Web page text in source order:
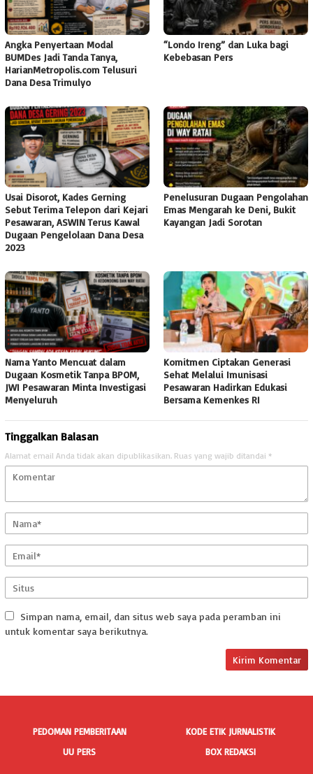
Angka Penyertaan Modal
BUMDes Jadi Tanda Tanya,
HarianMetropolis.com Telusuri
Dana Desa Trimulyo
“Londo Ireng” dan Luka bagi
Kebebasan Pers
Usai Disorot, Kades Gerning
Sebut Terima Telepon dari Kejari
Pesawaran, ASWIN Terus Kawal
Dugaan Pengelolaan Dana Desa
2023
Penelusuran Dugaan Pengolahan
Emas Mengarah ke Deni, Bukit
Kayangan Jadi Sorotan
Nama Yanto Mencuat dalam
Dugaan Kosmetik Tanpa BPOM,
JWI Pesawaran Minta Investigasi
Menyeluruh
Komitmen Ciptakan Generasi
Sehat Melalui Imunisasi
Pesawaran Hadirkan Edukasi
Bersama Kemenkes RI
Tinggalkan Balasan
Alamat email Anda tidak akan dipublikasikan. Ruas yang wajib ditandai *
Simpan nama, email, dan situs web saya pada peramban ini
untuk komentar saya berikutnya.
PEDOMAN PEMBERITAAN
KODE ETIK JURNALISTIK
UU PERS
BOX REDAKSI